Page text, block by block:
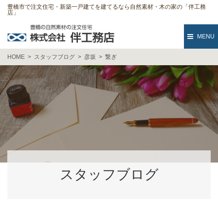
豊橋市で注文住宅・新築一戸建てを建てるなら自然素材・木の家の「伴工務
店」
MENU
HOME スタッフブログ 彦坂 繋ぎ
スタッフブログ